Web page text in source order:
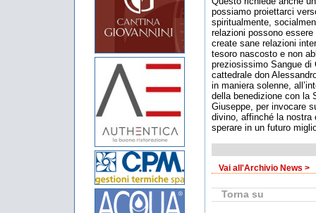
possiamo proiettarci
spiritualmente,
relazioni possono
create sane relazioni
tesoro nascosto e non
preziosissimo Sangue di
cattedrale don
in maniera solenne,
della benedizione con la
Giuseppe, per invocare
divino, affinché la
sperare in un futuro
Vai all'Archivio News >
Torna su